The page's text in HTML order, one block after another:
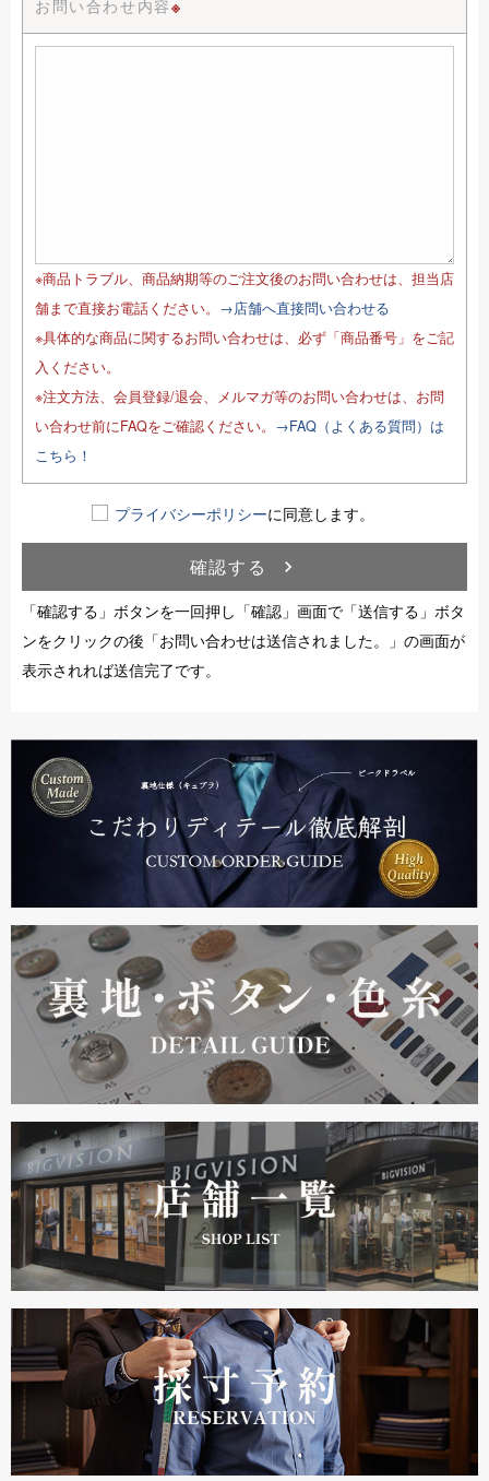
お問い合わせ内容※
※商品トラブル、商品納期等のご注文後のお問い合わせは、担当店
舗まで直接お電話ください。 →店舗へ直接問い合わせる
※具体的な商品に関するお問い合わせは、必ず「商品番号」をご記
入ください。
※注文方法、会員登録/退会、メルマガ等のお問い合わせは、お問
い合わせ前にFAQをご確認ください。 →FAQ（よくある質問）は
こちら！
プライバシーポリシーに同意します。
確認する
navigate_next
「確認する」ボタンを一回押し「確認」画面で「送信する」ボタ
ンをクリックの後「お問い合わせは送信されました。」の画面が
表示されれば送信完了です。